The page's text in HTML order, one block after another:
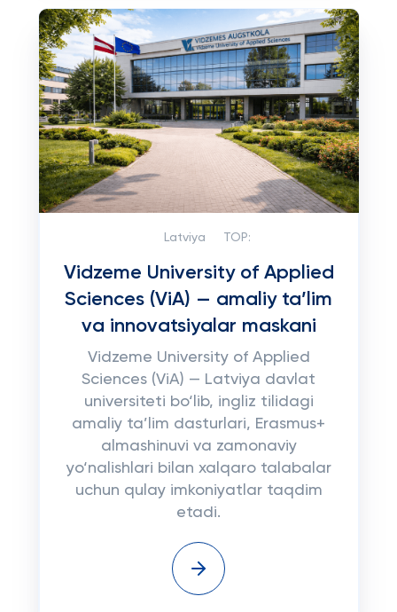
Latviya TOP:
Vidzeme University of Applied
Sciences (ViA) — amaliy ta’lim
va innovatsiyalar maskani
Vidzeme University of Applied
Sciences (ViA) — Latviya davlat
universiteti bo‘lib, ingliz tilidagi
amaliy ta’lim dasturlari, Erasmus+
almashinuvi va zamonaviy
yo‘nalishlari bilan xalqaro talabalar
uchun qulay imkoniyatlar taqdim
etadi.